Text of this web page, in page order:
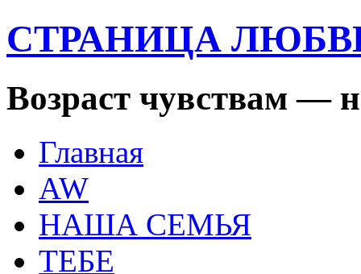
СТРАНИЦА
Возраст чувствам —
Главная
AW
НАША СЕМЬЯ
ТЕБЕ